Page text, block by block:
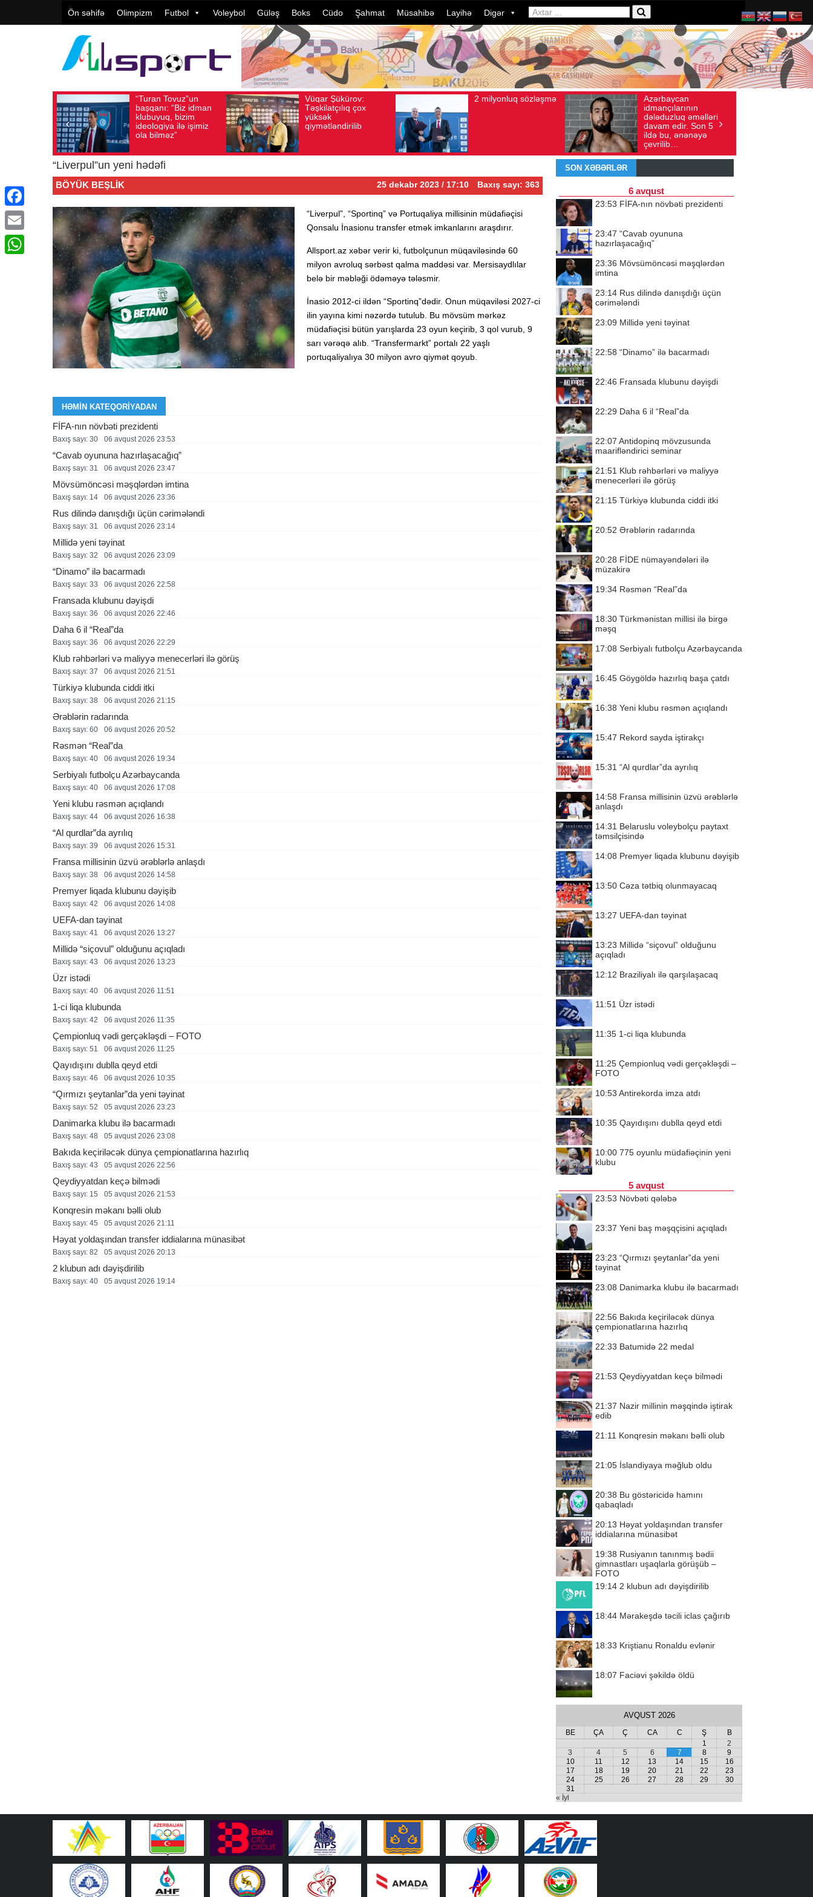
Ön səhifə Olimpizm Futbol Voleybol Güləş Boks Cüdo Şahmat Müsahibə Layihə Digər
“Turan Tovuz”un
başqanı: “Biz idman
klubuyuq, bizim
ideologiya ilə işimiz
ola bilməz”
Baxış sayı: 186
Vüqar Şükürov:
Təşkilatçılıq çox
yüksək
qiymətləndirilib
Baxış sayı: 106
Avqust 05, 2026 2 milyonluq sözləşmə
Baxış sayı: 80
Avqust 04, 2026
Azərbaycan
idmançılarının
dələduzluq əməlləri
davam edir. Son 5
ildə bu, ənənəyə
çevrilib…
Baxış sayı: 136
Avqust 04, 2026
“Liverpul”un yeni hədəfi
BÖYÜK BEŞLIK 25 dekabr 2023 / 17:10 Baxış sayı: 363
“Liverpul”, “Sportinq” və Portuqaliya millisinin müdafiəçisi
Qonsalu İnasionu transfer etmək imkanlarını araşdırır.
Allsport.az xəbər verir ki, futbolçunun müqaviləsində 60
milyon avroluq sərbəst qalma maddəsi var. Mersisaydlılar
belə bir məbləği ödəməyə tələsmir.
İnasio 2012-ci ildən “Sportinq”dədir. Onun müqaviləsi 2027-ci
ilin yayına kimi nəzərdə tutulub. Bu mövsüm mərkəz
müdafiəçisi bütün yarışlarda 23 oyun keçirib, 3 qol vurub, 9
sarı vərəqə alıb. “Transfermarkt” portalı 22 yaşlı
portuqaliyalıya 30 milyon avro qiymət qoyub.
HƏMIN KATEQORIYADAN
FİFA-nın növbəti prezidenti
Baxış sayı: 30 06 avqust 2026 23:53
“Cavab oyununa hazırlaşacağıq”
Baxış sayı: 31 06 avqust 2026 23:47
Mövsümöncəsi məşqlərdən imtina
Baxış sayı: 14 06 avqust 2026 23:36
Rus dilində danışdığı üçün cərimələndi
Baxış sayı: 31 06 avqust 2026 23:14
Millidə yeni təyinat
Baxış sayı: 32 06 avqust 2026 23:09
“Dinamo” ilə bacarmadı
Baxış sayı: 33 06 avqust 2026 22:58
Fransada klubunu dəyişdi
Baxış sayı: 36 06 avqust 2026 22:46
Daha 6 il “Real”da
Baxış sayı: 36 06 avqust 2026 22:29
Klub rəhbərləri və maliyyə menecerləri ilə görüş
Baxış sayı: 37 06 avqust 2026 21:51
Türkiyə klubunda ciddi itki
Baxış sayı: 38 06 avqust 2026 21:15
Ərəblərin radarında
Baxış sayı: 60 06 avqust 2026 20:52
Rəsmən “Real”da
Baxış sayı: 40 06 avqust 2026 19:34
Serbiyalı futbolçu Azərbaycanda
Baxış sayı: 40 06 avqust 2026 17:08
Yeni klubu rəsmən açıqlandı
Baxış sayı: 44 06 avqust 2026 16:38
“Al qurdlar”da ayrılıq
Baxış sayı: 39 06 avqust 2026 15:31
Fransa millisinin üzvü ərəblərlə anlaşdı
Baxış sayı: 38 06 avqust 2026 14:58
Premyer liqada klubunu dəyişib
Baxış sayı: 42 06 avqust 2026 14:08
UEFA-dan təyinat
Baxış sayı: 41 06 avqust 2026 13:27
Millidə “siçovul” olduğunu açıqladı
Baxış sayı: 43 06 avqust 2026 13:23
Üzr istədi
Baxış sayı: 40 06 avqust 2026 11:51
1-ci liqa klubunda
Baxış sayı: 42 06 avqust 2026 11:35
Çempionluq vədi gerçəkləşdi – FOTO
Baxış sayı: 51 06 avqust 2026 11:25
Qayıdışını dublla qeyd etdi
Baxış sayı: 46 06 avqust 2026 10:35
“Qırmızı şeytanlar”da yeni təyinat
Baxış sayı: 52 05 avqust 2026 23:23
Danimarka klubu ilə bacarmadı
Baxış sayı: 48 05 avqust 2026 23:08
Bakıda keçiriləcək dünya çempionatlarına hazırlıq
Baxış sayı: 43 05 avqust 2026 22:56
Qeydiyyatdan keçə bilmədi
Baxış sayı: 15 05 avqust 2026 21:53
Konqresin məkanı bəlli olub
Baxış sayı: 45 05 avqust 2026 21:11
Həyat yoldaşından transfer iddialarına münasibət
Baxış sayı: 82 05 avqust 2026 20:13
2 klubun adı dəyişdirilib
Baxış sayı: 40 05 avqust 2026 19:14
SON XƏBƏRLƏR
6 avqust
23:53 FİFA-nın növbəti prezidenti
23:47 “Cavab oyununa
hazırlaşacağıq”
23:36 Mövsümöncəsi məşqlərdən
imtina
23:14 Rus dilində danışdığı üçün
cərimələndi
23:09 Millidə yeni təyinat
22:58 “Dinamo” ilə bacarmadı
22:46 Fransada klubunu dəyişdi
22:29 Daha 6 il “Real”da
22:07 Antidopinq mövzusunda
maarifləndirici seminar
21:51 Klub rəhbərləri və maliyyə
menecerləri ilə görüş
21:15 Türkiyə klubunda ciddi itki
20:52 Ərəblərin radarında
20:28 FİDE nümayəndələri ilə
müzakirə
19:34 Rəsmən “Real”da
18:30 Türkmənistan millisi ilə birgə
məşq
17:08 Serbiyalı futbolçu Azərbaycanda
16:45 Göygöldə hazırlıq başa çatdı
16:38 Yeni klubu rəsmən açıqlandı
15:47 Rekord sayda iştirakçı
15:31 “Al qurdlar”da ayrılıq
14:58 Fransa millisinin üzvü ərəblərlə
anlaşdı
14:31 Belaruslu voleybolçu paytaxt
təmsilçisində
14:08 Premyer liqada klubunu dəyişib
13:50 Cəza tətbiq olunmayacaq
13:27 UEFA-dan təyinat
13:23 Millidə “siçovul” olduğunu
açıqladı
12:12 Braziliyalı ilə qarşılaşacaq
11:51 Üzr istədi
11:35 1-ci liqa klubunda
11:25 Çempionluq vədi gerçəkləşdi –
FOTO
10:53 Antirekorda imza atdı
10:35 Qayıdışını dublla qeyd etdi
10:00 775 oyunlu müdafiəçinin yeni
klubu
5 avqust
23:53 Növbəti qələbə
23:37 Yeni baş məşqçisini açıqladı
23:23 “Qırmızı şeytanlar”da yeni
təyinat
23:08 Danimarka klubu ilə bacarmadı
22:56 Bakıda keçiriləcək dünya
çempionatlarına hazırlıq
22:33 Batumidə 22 medal
21:53 Qeydiyyatdan keçə bilmədi
21:37 Nazir millinin məşqində iştirak
edib
21:11 Konqresin məkanı bəlli olub
21:05 İslandiyaya məğlub oldu
20:38 Bu göstəricidə hamını
qabaqladı
20:13 Həyat yoldaşından transfer
iddialarına münasibət
19:38 Rusiyanın tanınmış bədii
gimnastları uşaqlarla görüşüb –
FOTO
19:14 2 klubun adı dəyişdirilib
18:44 Mərakeşdə təcili iclas çağırıb
18:33 Kriştianu Ronaldu evlənir
18:07 Faciəvi şəkildə öldü
AVQUST 2026
BE ÇA Ç CA C Ş
B
1
2
3
4 5 6 7 8
9
10
11 12 13 14 15
16
17
18 19 20 21 22
23
24
25 26 27 28 29
30
31
« İyl
Facebook
Email